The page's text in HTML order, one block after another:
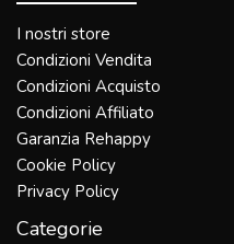
I nostri store
Condizioni Vendita
Condizioni Acquisto
Condizioni Affiliato
Garanzia Rehappy
Cookie Policy
Privacy Policy
Categorie